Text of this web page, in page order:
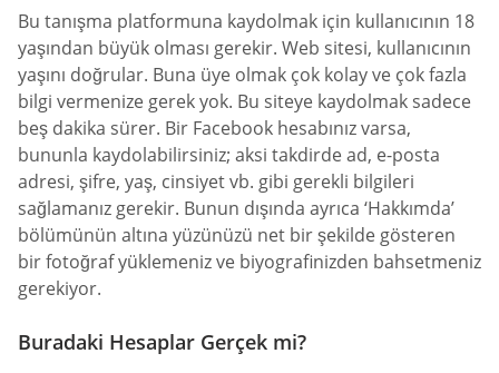
Bu tanışma platformuna kaydolmak için kullanıcının 18
yaşından büyük olması gerekir. Web sitesi, kullanıcının
yaşını doğrular. Buna üye olmak çok kolay ve çok fazla
bilgi vermenize gerek yok. Bu siteye kaydolmak sadece
beş dakika sürer. Bir Facebook hesabınız varsa,
bununla kaydolabilirsiniz; aksi takdirde ad, e-posta
adresi, şifre, yaş, cinsiyet vb. gibi gerekli bilgileri
sağlamanız gerekir. Bunun dışında ayrıca ‘Hakkımda’
bölümünün altına yüzünüzü net bir şekilde gösteren
bir fotoğraf yüklemeniz ve biyografinizden bahsetmeniz
gerekiyor.
Buradaki Hesaplar Gerçek mi?